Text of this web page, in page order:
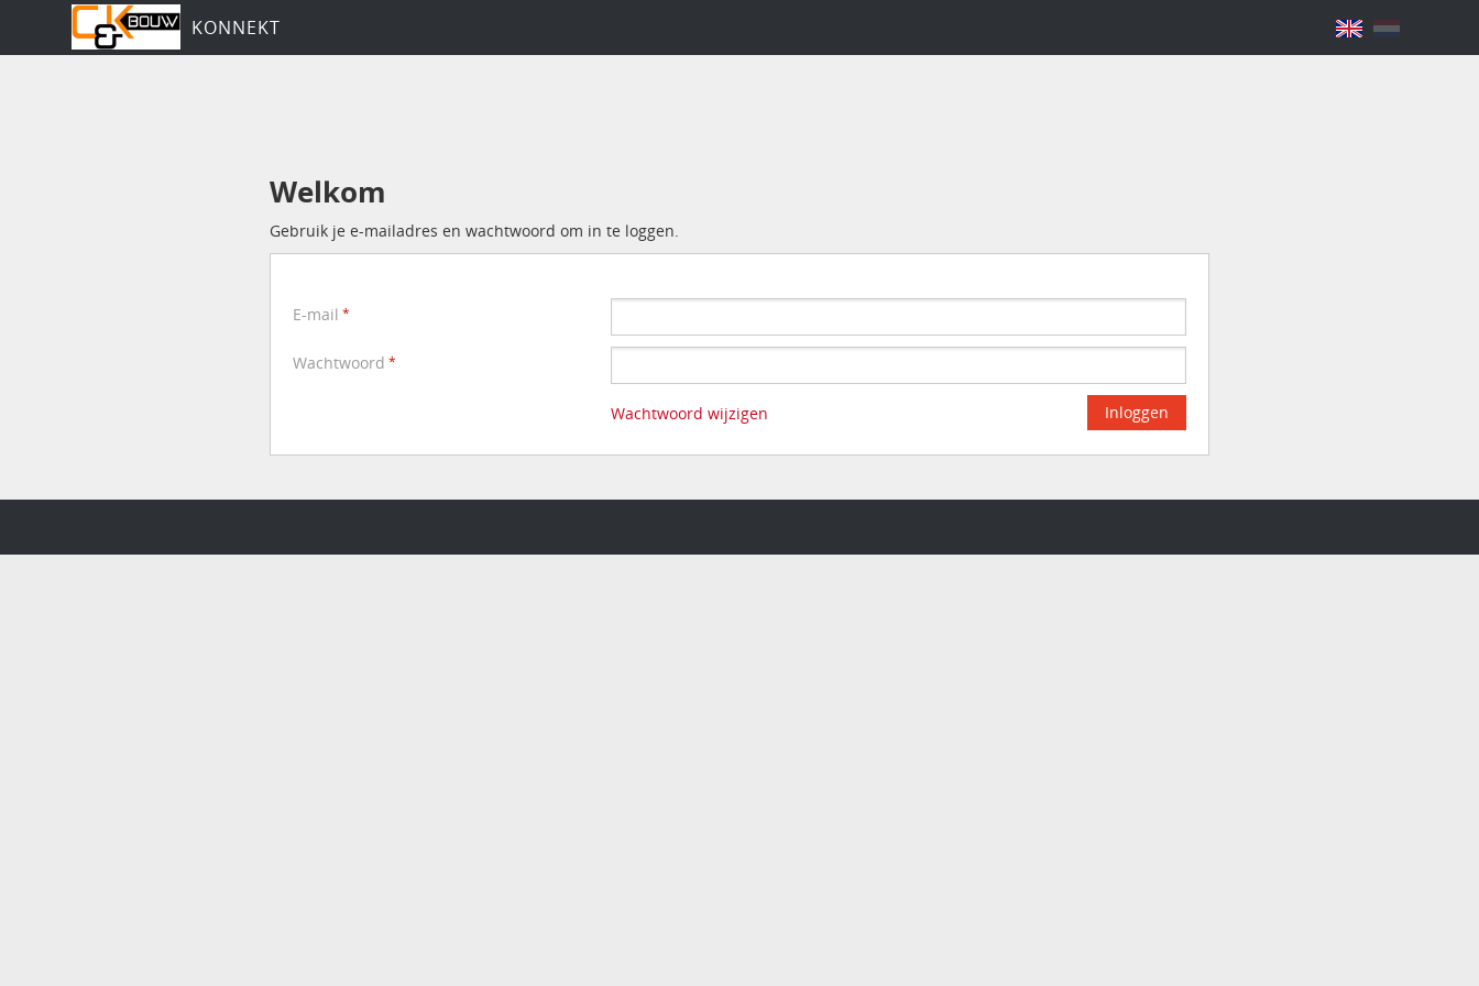
KONNEKT
Welkom
Gebruik je e-mailadres en wachtwoord om in te loggen.
E-mail
Wachtwoord
Wachtwoord wijzigen